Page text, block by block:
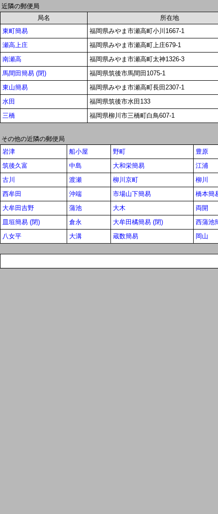
近隣の郵便局
局名
所在地
東町簡易
福岡県みやま市瀬高町小川1667-1
瀬高上庄
福岡県みやま市瀬高町上庄679-1
南瀬高
福岡県みやま市瀬高町太神1326-3
馬間田簡易 (閉)
福岡県筑後市馬間田1075-1
東山簡易
福岡県みやま市瀬高町長田2307-1
水田
福岡県筑後市水田133
三橋
福岡県柳川市三橋町白鳥607-1
その他の近隣の郵便局
岩津
船小屋 野町
豊原
筑後久富
中島 大和栄簡易
江浦
古川
渡瀬 柳川京町
柳川
西牟田
沖端 市場山下簡易
橋本簡
大牟田吉野
蒲池 大木
両開
皿垣簡易 (閉)
倉永 大牟田橘簡易 (閉)
西蒲池
八女平
大溝 蔵数簡易 岡山